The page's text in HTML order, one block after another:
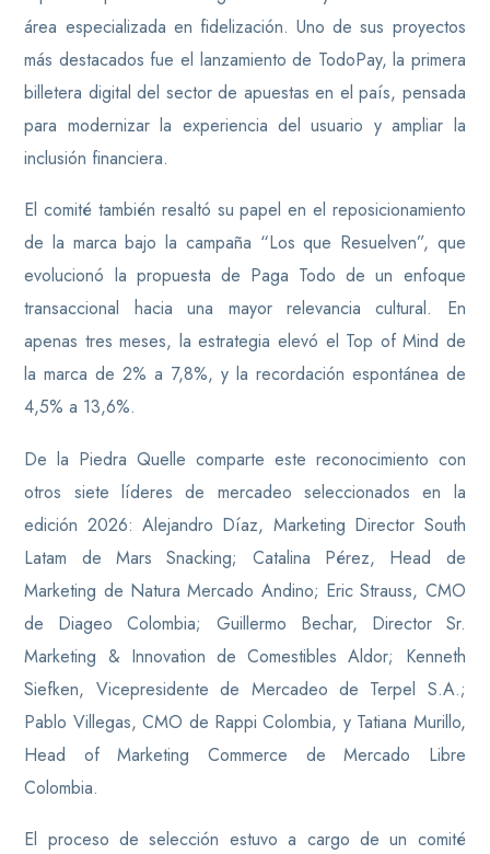
área especializada en fidelización. Uno de sus proyectos
más destacados fue el lanzamiento de TodoPay, la primera
billetera digital del sector de apuestas en el país, pensada
para modernizar la experiencia del usuario y ampliar la
inclusión financiera.
El comité también resaltó su papel en el reposicionamiento
de la marca bajo la campaña “Los que Resuelven”, que
evolucionó la propuesta de Paga Todo de un enfoque
transaccional hacia una mayor relevancia cultural. En
apenas tres meses, la estrategia elevó el Top of Mind de
la marca de 2% a 7,8%, y la recordación espontánea de
4,5% a 13,6%.
De la Piedra Quelle comparte este reconocimiento con
otros siete líderes de mercadeo seleccionados en la
edición 2026: Alejandro Díaz, Marketing Director South
Latam de Mars Snacking; Catalina Pérez, Head de
Marketing de Natura Mercado Andino; Eric Strauss, CMO
de Diageo Colombia; Guillermo Bechar, Director Sr.
Marketing & Innovation de Comestibles Aldor; Kenneth
Siefken, Vicepresidente de Mercadeo de Terpel S.A.;
Pablo Villegas, CMO de Rappi Colombia, y Tatiana Murillo,
Head of Marketing Commerce de Mercado Libre
Colombia.
El proceso de selección estuvo a cargo de un comité